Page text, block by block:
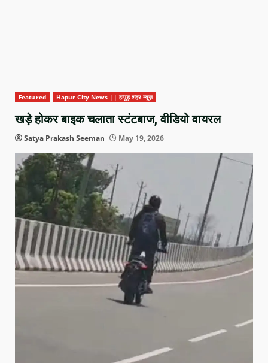
Featured Hapur City News || हापुड़ शहर न्यूज़
खड़े होकर बाइक चलाता स्टंटबाज, वीडियो वायरल
Satya Prakash Seeman May 19, 2026